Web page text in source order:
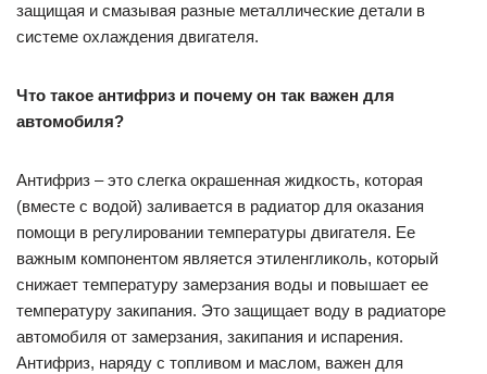
защищая и смазывая разные металлические детали в
системе охлаждения двигателя.
Что такое антифриз и почему он так важен для
автомобиля?
Антифриз – это слегка окрашенная жидкость, которая
(вместе с водой) заливается в радиатор для оказания
помощи в регулировании температуры двигателя. Ее
важным компонентом является этиленгликоль, который
снижает температуру замерзания воды и повышает ее
температуру закипания. Это защищает воду в радиаторе
автомобиля от замерзания, закипания и испарения.
Антифриз, наряду с топливом и маслом, важен для